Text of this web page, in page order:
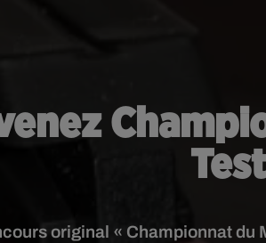
original « Championnat du